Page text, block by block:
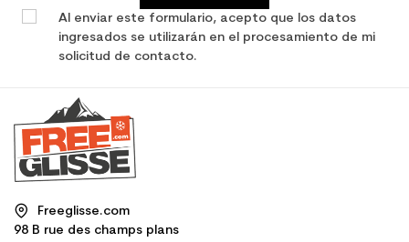
Al enviar este formulario, acepto que los datos
ingresados se utilizarán en el procesamiento de mi
solicitud de contacto.
Freeglisse.com
98 B rue des champs plans